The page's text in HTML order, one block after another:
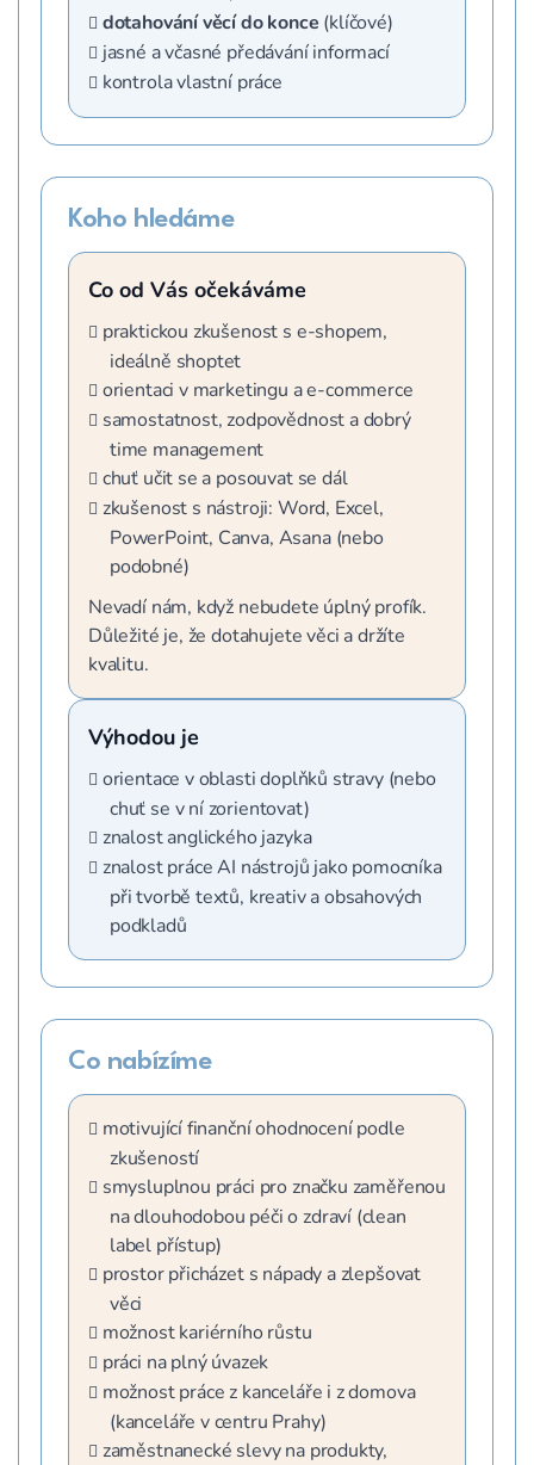
dotahování věcí do konce (klíčové)
jasné a včasné předávání informací
kontrola vlastní práce
Koho hledáme
Co od Vás očekáváme
praktickou zkušenost s e-shopem,
ideálně shoptet
orientaci v marketingu a e-commerce
samostatnost, zodpovědnost a dobrý
time management
chuť učit se a posouvat se dál
zkušenost s nástroji: Word, Excel,
PowerPoint, Canva, Asana (nebo
podobné)
Nevadí nám, když nebudete úplný profík.
Důležité je, že dotahujete věci a držíte
kvalitu.
Výhodou je
orientace v oblasti doplňků stravy (nebo
chuť se v ní zorientovat)
znalost anglického jazyka
znalost práce AI nástrojů jako pomocníka
při tvorbě textů, kreativ a obsahových
podkladů
Co nabízíme
motivující finanční ohodnocení podle
zkušeností
smysluplnou práci pro značku zaměřenou
na dlouhodobou péči o zdraví (clean
label přístup)
prostor přicházet s nápady a zlepšovat
věci
možnost kariérního růstu
práci na plný úvazek
možnost práce z kanceláře i z domova
(kanceláře v centru Prahy)
zaměstnanecké slevy na produkty,